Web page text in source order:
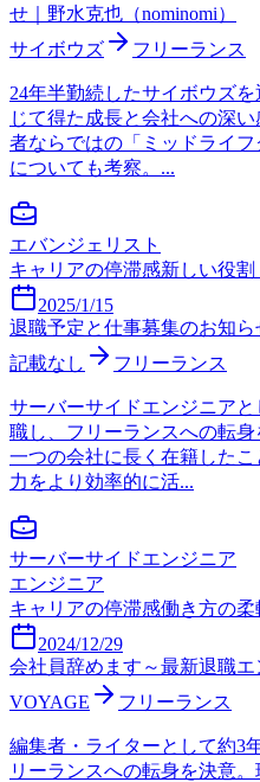
せ｜野水克也（nominomi）
サイボウズ
フリーランス
24年半勤続したサイボウズ
じて得た成長と会社への深
者ならではの「ミッドライ
についても考察。...
エバンジェリスト
キャリアの停滞感新しい役割
2025/1/15
退職予定と仕事募集のお知ら
記載なし
フリーランス
サーバーサイドエンジニア
職し、フリーランスへの転身
一つの会社に長く在籍した
力をより効率的に活...
サーバーサイドエンジニア
エンジニア
キャリアの停滞感働き方の柔
2024/12/29
会社員辞めます～最新退職
VOYAGE
フリーランス
編集者・ライターとして約3
リーランスへの転身を決意